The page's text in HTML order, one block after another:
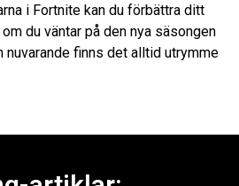
i Fortnite kan du förbättra ditt
du väntar på den nya säsongen
nuvarande finns det alltid utrymme